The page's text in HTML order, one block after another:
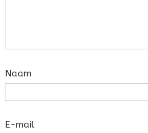
Naam
E-mail